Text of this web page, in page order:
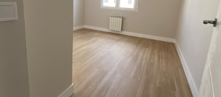
Calle Acalde Sainz de Baranda
Pisos